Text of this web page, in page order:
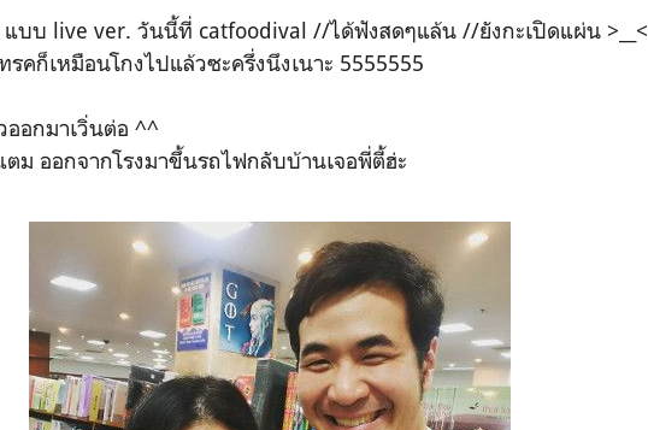
แบบ live ver. วันนี้ที่ catfoodival //ได้ฟังสดๆแล้น //ยังกะเปิดแผ่น >__<
คก็เหมือนโกงไปแล้วซะครึ่งนึงเนาะ 5555555
อกมาเวิ่นต่อ ^^
ม ออกจากโรงมาขึ้นรถไฟกลับบ้านเจอพี่ตี้ฮ่ะ